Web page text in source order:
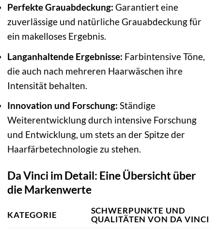
Perfekte Grauabdeckung: Garantiert eine
zuverlässige und natürliche Grauabdeckung für
ein makelloses Ergebnis.
Langanhaltende Ergebnisse: Farbintensive Töne,
die auch nach mehreren Haarwäschen ihre
Intensität behalten.
Innovation und Forschung: Ständige
Weiterentwicklung durch intensive Forschung
und Entwicklung, um stets an der Spitze der
Haarfärbetechnologie zu stehen.
Da Vinci im Detail: Eine Übersicht über
die Markenwerte
KATEGORIE
SCHWERPUNKTE UND
QUALITÄTEN VON DA VINCI